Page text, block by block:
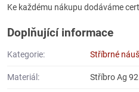
Ke každému nákupu dodáváme
Doplňující informace
Kategorie: Stříbrné
Materiál: Stříbro Ag